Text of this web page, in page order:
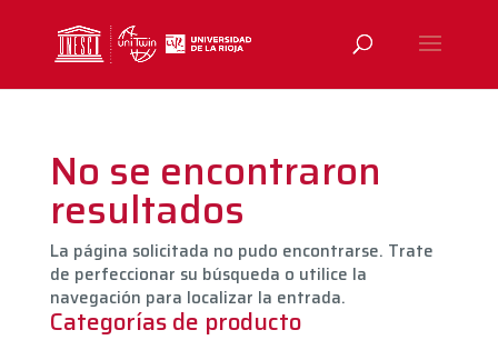
No se encontraron
resultados
La página solicitada no pudo encontrarse. Trate
de perfeccionar su búsqueda o utilice la
navegación para localizar la entrada.
Categorías de producto